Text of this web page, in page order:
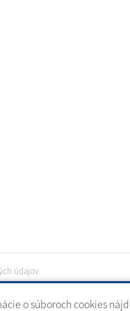
o súboroch cookies
údajov
registrácia domény|spoločnosť